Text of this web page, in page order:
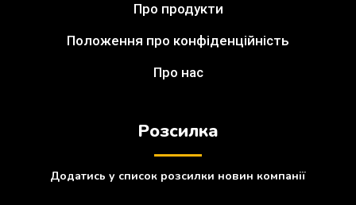
Про продукти
Положення про конфіденційність
Про нас
Розсилка
Додатись у список розсилки новин компанії